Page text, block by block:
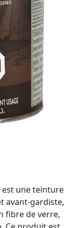
est une teinture
avant-gardiste,
fibre de verre,